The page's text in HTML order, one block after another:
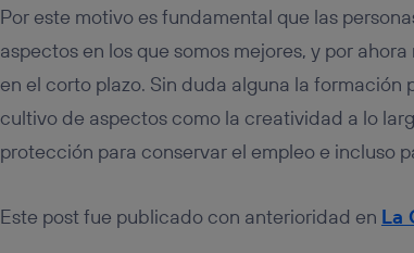
Por este motivo es fundamental que las
aspectos en los que somos mejores, y por
en el corto plazo. Sin duda alguna la
cultivo de aspectos como la creatividad a lo
protección para conservar el empleo e incluso
Este post fue publicado con anterioridad en La